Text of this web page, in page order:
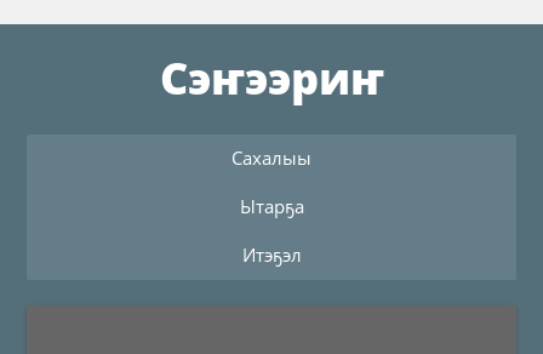
Сэҥээриҥ
Сахалыы
Ытарҕа
Итэҕэл